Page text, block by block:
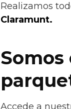
Realizamos
Claramunt.
Accede a